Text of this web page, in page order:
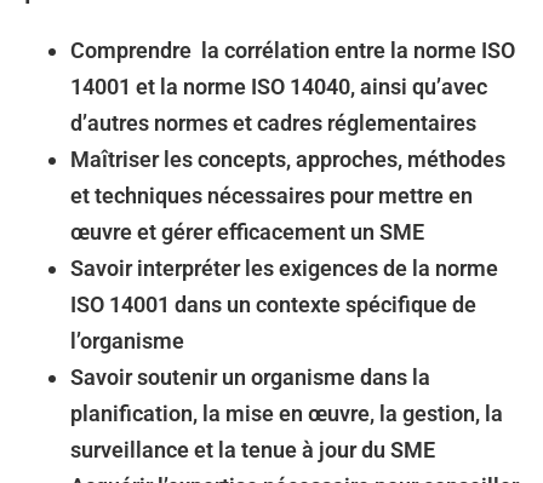
Comprendre la corrélation entre la norme ISO
14001 et la norme ISO 14040, ainsi qu’avec
d’autres normes et cadres réglementaires
Maîtriser les concepts, approches, méthodes
et techniques nécessaires pour mettre en
œuvre et gérer efficacement un SME
Savoir interpréter les exigences de la norme
ISO 14001 dans un contexte spécifique de
l’organisme
Savoir soutenir un organisme dans la
planification, la mise en œuvre, la gestion, la
surveillance et la tenue à jour du SME